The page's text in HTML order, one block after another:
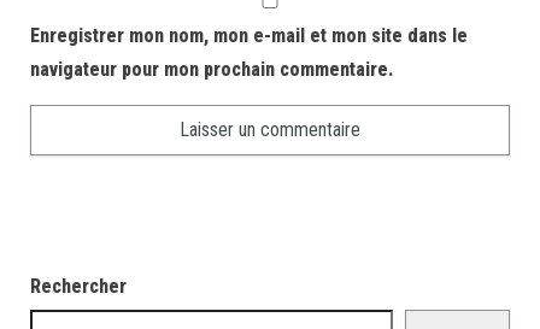
Enregistrer mon nom, mon e-mail et mon site dans le
navigateur pour mon prochain commentaire.
Rechercher